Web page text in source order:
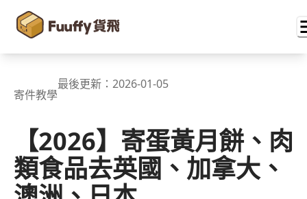
寄件教學
最後更新： 2026-01-05
【2026】寄蛋黃月餅、肉
類食品去英國、加拿大、